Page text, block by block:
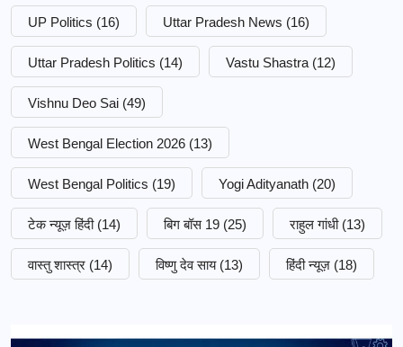
UP Politics (16) Uttar Pradesh News (16)
Uttar Pradesh Politics (14) Vastu Shastra (12)
Vishnu Deo Sai (49)
West Bengal Election 2026 (13)
West Bengal Politics (19) Yogi Adityanath (20)
टेक न्यूज़ हिंदी (14) बिग बॉस 19 (25) राहुल गांधी (13)
वास्तु शास्त्र (14) विष्णु देव साय (13) हिंदी न्यूज़ (18)